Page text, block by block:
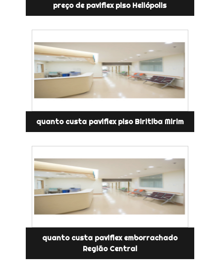
preço de paviflex piso Heliópolis
quanto custa paviflex piso Biritiba Mirim
quanto custa paviflex emborrachado
Região Central